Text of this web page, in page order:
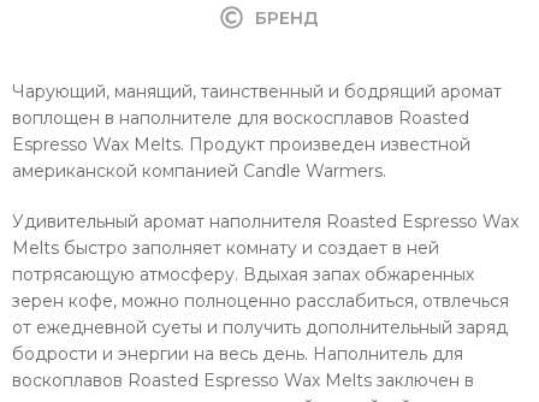
БРЕНД
Чарующий, манящий, таинственный и бодрящий аромат
воплощен в наполнителе для воскосплавов Roasted
Espresso Wax Melts. Продукт произведен известной
американской компанией Candle Warmers.
Удивительный аромат наполнителя Roasted Espresso Wax
Melts быстро заполняет комнату и создает в ней
потрясающую атмосферу. Вдыхая запах обжаренных
зерен кофе, можно полноценно расслабиться, отвлечься
от ежедневной суеты и получить дополнительный заряд
бодрости и энергии на весь день. Наполнитель для
воскоплавов Roasted Espresso Wax Melts заключен в